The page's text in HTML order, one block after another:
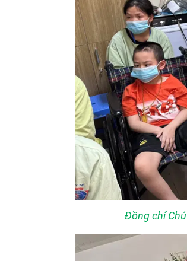
Đồng chí